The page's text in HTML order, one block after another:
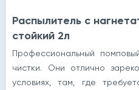
Распылитель с
стойкий 2л
Профессиональный
чистки. Они отлично
условиях, там, где